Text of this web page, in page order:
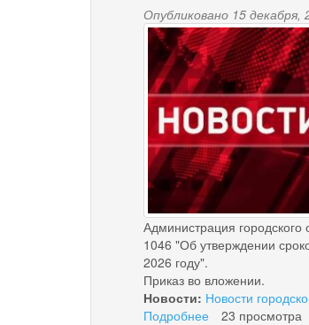
участии
в
государственной
итоговой
аттестации
по
программам
основного
общего
образования
в
Камчатском
крае
2026
году
Опубликовано 15
news-
palana.jpg
Администрация
1046 "Об утверждении
2026 году".
Приказ во вложении.
Новости: Новости
Подробнее
23 просмотра